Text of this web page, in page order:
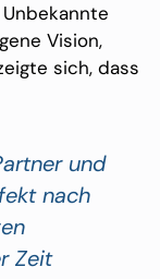
Vision,
sich, dass
und
nach
Zeit